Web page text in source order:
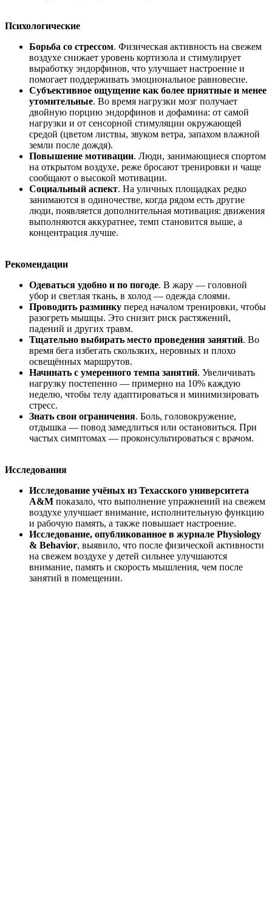
Психологические
Борьба со стрессом. Физическая активность на свежем
воздухе снижает уровень кортизола и стимулирует
выработку эндорфинов, что улучшает настроение и
помогает поддерживать эмоциональное равновесие.
Субъективное ощущение как более приятные и менее
утомительные. Во время нагрузки мозг получает
двойную порцию эндорфинов и дофамина: от самой
нагрузки и от сенсорной стимуляции окружающей
средой (цветом листвы, звуком ветра, запахом влажной
земли после дождя).
Повышение мотивации. Люди, занимающиеся спортом
на открытом воздухе, реже бросают тренировки и чаще
сообщают о высокой мотивации.
Социальный аспект. На уличных площадках редко
занимаются в одиночестве, когда рядом есть другие
люди, появляется дополнительная мотивация: движения
выполняются аккуратнее, темп становится выше, а
концентрация лучше.
Рекомендации
Одеваться удобно и по погоде. В жару — головной
убор и светлая ткань, в холод — одежда слоями.
Проводить разминку перед началом тренировки, чтобы
разогреть мышцы. Это снизит риск растяжений,
падений и других травм.
Тщательно выбирать место проведения занятий. Во
время бега избегать скользких, неровных и плохо
освещённых маршрутов.
Начинать с умеренного темпа занятий. Увеличивать
нагрузку постепенно — примерно на 10% каждую
неделю, чтобы телу адаптироваться и минимизировать
стресс.
Знать свои ограничения. Боль, головокружение,
отдышка — повод замедлиться или остановиться. При
частых симптомах — проконсультироваться с врачом.
Исследования
Исследование учёных из Техасского университета
A&M показало, что выполнение упражнений на свежем
воздухе улучшает внимание, исполнительную функцию
и рабочую память, а также повышает настроение.
Исследование, опубликованное в журнале Physiology
& Behavior, выявило, что после физической активности
на свежем воздухе у детей сильнее улучшаются
внимание, память и скорость мышления, чем после
занятий в помещении.